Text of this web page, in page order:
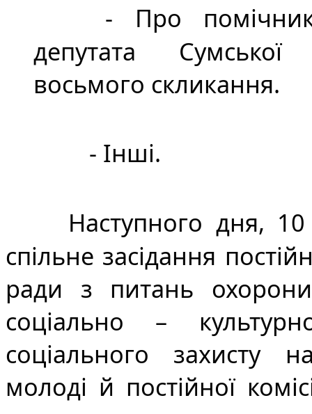
- Про
депутата
восьмого скликання.
- Інші.
Наступного дня,
спільне засідання
ради з питань
соціально –
соціального захисту
молоді й постійної